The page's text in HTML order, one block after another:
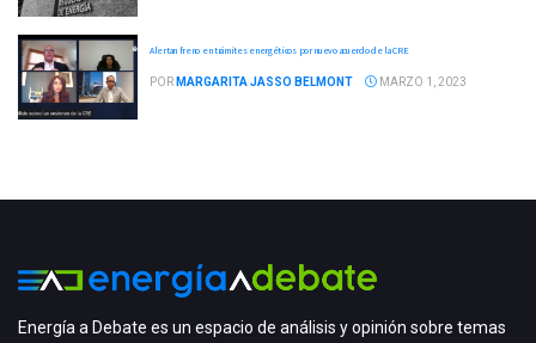
Alertan freno en trámites energéticos por nuevo acuerdo de la CRE
POR MARGARITA JASSO BELMONT MARZO 1, 2023
Energía a Debate es un espacio de análisis y opinión sobre temas